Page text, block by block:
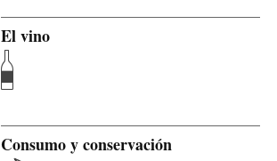
El vino
Consumo y conservación